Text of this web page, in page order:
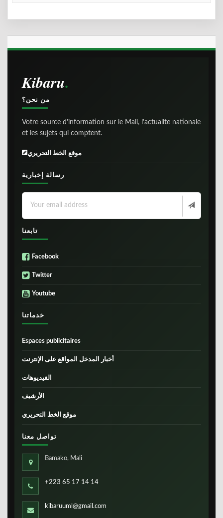
Kibaru
من نحن؟
Votre source d'information sur le Mali, l'actualite nationale
et les sujets qui comptent.
موقع الخط التحريري
رسالة إخبارية
تابعنا
Facebook
Twitter
Youtube
خدماتنا
Espaces publicitaires
أخبار المدخل المواقع على الإنترنت
الفيديوهات
الأرشيف
موقع الخط التحريري
تواصل معنا
Bamako, Mali
+223 65 17 14 14
kibaruuml@gmail.com